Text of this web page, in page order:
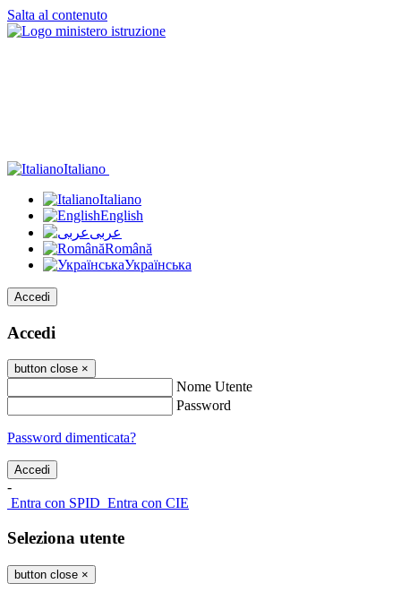
Salta al contenuto
Italiano
Italiano
English
عربى
Română
Українська
Accedi
Accedi
button close ×
Nome Utente
Password
Password dimenticata?
-
Entra con SPID Entra con CIE
Seleziona utente
button close ×